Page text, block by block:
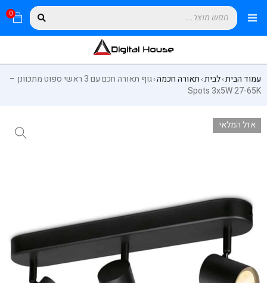
0
עמוד הבית›לבית›תאורה חכמה›
גוף תאורה חכם עם 3 ראשי ספוט מתכוונן –
Spots 3x5W 27-65K
אזל המלאי